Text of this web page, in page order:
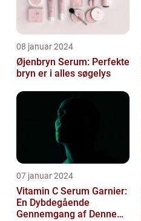
08 januar 2024
Øjenbryn Serum: Perfekte
bryn er i alles søgelys
07 januar 2024
Vitamin C Serum Garnier:
En Dybdegående
Gennemgang af Denne